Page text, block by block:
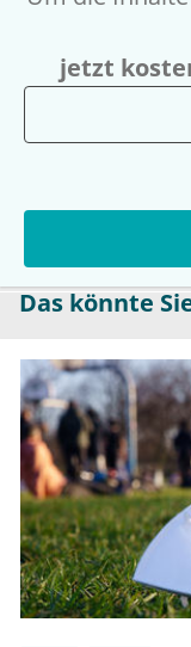
jetzt
Das könnte